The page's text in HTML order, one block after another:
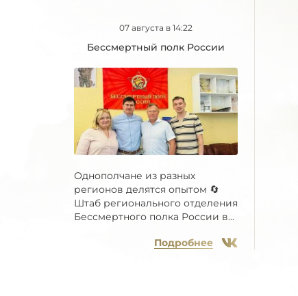
07 августа в 14:22
Бессмертный полк России
Однополчане из разных
регионов делятся опытом 🔄
Штаб регионального отделения
Бессмертного полка России в...
Подробнее